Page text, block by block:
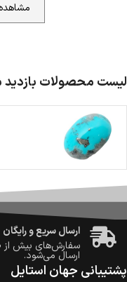
لیست محصولات
ضمانت اصالت کالا
گارانتی معتبر
ارسال سریع و رایگان
سفارش‌های بیش از
ارسال می‌شود.
ضمانت بازگشت کالا
پشتیبانی جهان استایل